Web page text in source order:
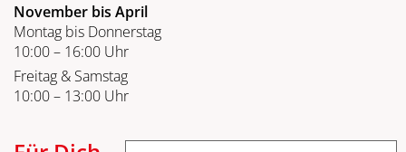
November bis April
Montag bis Donnerstag
10:00 – 16:00 Uhr
Freitag & Samstag
10:00 – 13:00 Uhr